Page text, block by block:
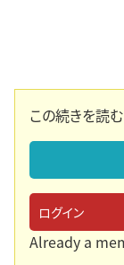
この続きを読
ログイン
Already a